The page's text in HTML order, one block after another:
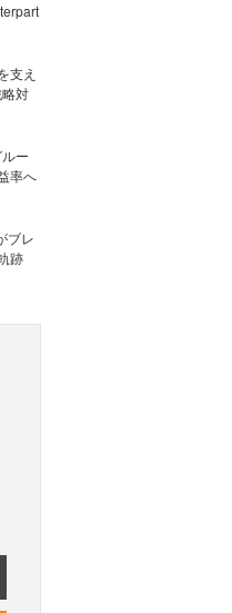
支え
対
ー
率へ
ブレ
跡